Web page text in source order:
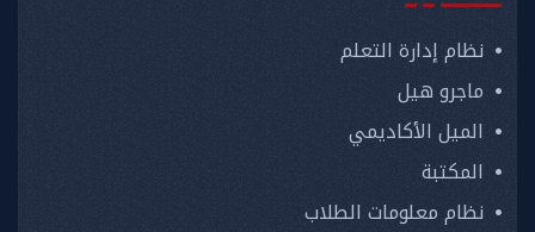
نظام إدارة التعلم
ماجرو هيل
الميل الأكاديمي
المكتبة
نظام معلومات الطلاب